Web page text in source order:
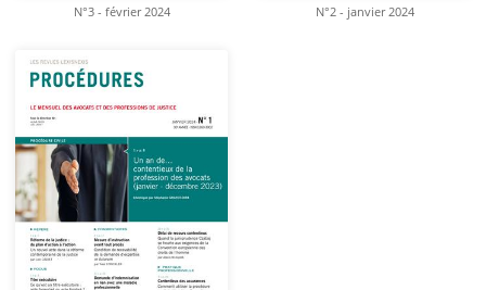
N°3 - février 2024 N°2 - janvier 2024